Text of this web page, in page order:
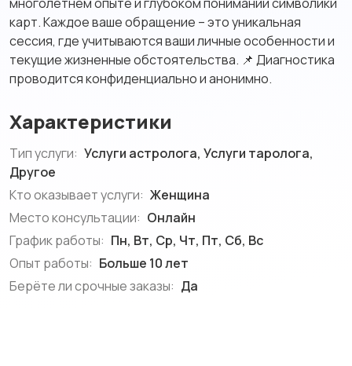
карт. Каждое ваше обращение – это уникальная
сессия, где учитываются ваши личные особенности и
текущие жизненные обстоятельства. 📌 Диагностика
проводится конфиденциально и анонимно.
Характеристики
Тип услуги: Услуги астролога, Услуги таролога,
Другое
Кто оказывает услуги: Женщина
Место консультации: Онлайн
График работы: Пн, Вт, Ср, Чт, Пт, Сб, Вс
Опыт работы: Больше 10 лет
Берёте ли срочные заказы: Да